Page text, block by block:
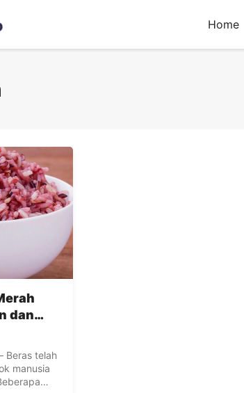
Home
dan
Beras telah
manusia